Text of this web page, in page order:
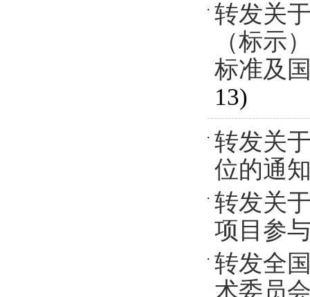
转发关
（标示
标准及
13)
转发关
位的通
转发关
项目参
转发全
术委员